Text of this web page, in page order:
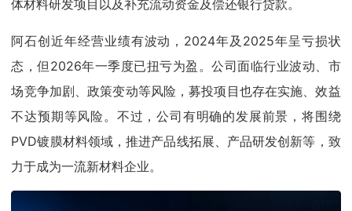
体材料研发项目以及补充流动资金及偿还银行贷款。
阿石创近年经营业绩有波动，2024年及2025年呈亏损状
态，但2026年一季度已扭亏为盈。公司面临行业波动、市
场竞争加剧、政策变动等风险，募投项目也存在实施、效益
不达预期等风险。不过，公司有明确的发展前景，将围绕
PVD镀膜材料领域，推进产品线拓展、产品研发创新等，致
力于成为一流新材料企业。